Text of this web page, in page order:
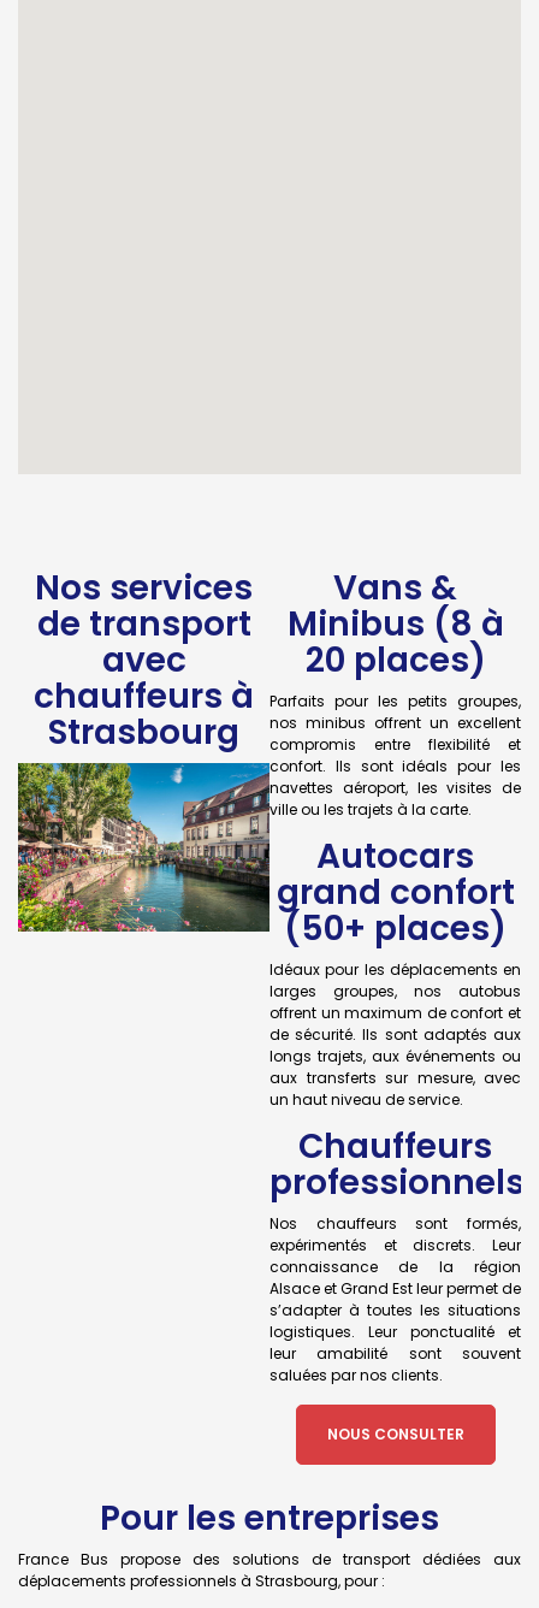
Pour les entreprises
France Bus propose des solutions de transport dédiées aux
déplacements professionnels à Strasbourg, pour :
Nos services
de transport
avec
chauffeurs à
Strasbourg
Vans &
Minibus (8 à
20 places)
Parfaits pour les petits groupes,
nos minibus offrent un excellent
compromis entre flexibilité et
confort. Ils sont idéals pour les
navettes aéroport, les visites de
ville ou les trajets à la carte.
Autocars
grand confort
(50+ places)
Idéaux pour les déplacements en
larges groupes, nos autobus
offrent un maximum de confort et
de sécurité. Ils sont adaptés aux
longs trajets, aux événements ou
aux transferts sur mesure, avec
un haut niveau de service.
Chauffeurs
professionnels
Nos chauffeurs sont formés,
expérimentés et discrets. Leur
connaissance de la région
Alsace et Grand Est leur permet de
s’adapter à toutes les situations
logistiques. Leur ponctualité et
leur amabilité sont souvent
saluées par nos clients.
NOUS CONSULTER